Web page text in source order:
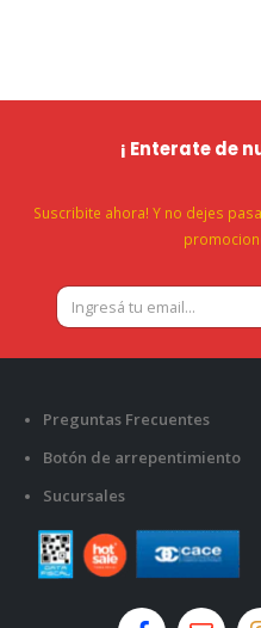
¡ Enterate de
Suscribite ahora! Y no dejes
Preguntas Frecuentes
Botón de arrepentimiento
Sucursales